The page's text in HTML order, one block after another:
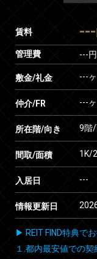
賃料 ---
管理費 ---円
敷金/礼金 ---
仲介/FR ---
所在階/向き 9階
間取/面積 1K/
入居日 ---
情報更新日
▶ REIT FIND特典で
１.都内最安値での契